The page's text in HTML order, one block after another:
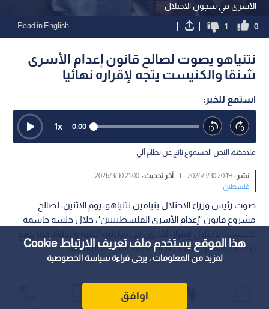
هذا الموقع يستخدم ملف تعريف الارتباط Cookie
لمزيد من المعلومات ، يرجى قراءةسياسة الخصوصية
اوافق
الأسرى في سجون الاحتلال
0
1
Read in English
نتنياهو يصوت لصالح قانون إعدام الأسرى
شنقا والكنيست يتجه لإقراره نهائيا
استمع للخبر:
0:00
1x
ملاحظة: النص المسموع ناتج عن نظام آلي
نشر :20:19 2026/3/30
| آخر تحديث :21:00 2026/3/30
فلسطين
صوت رئيس وزراء الاحتلال بنيامين نتنياهو، يوم الاثنين، لصالح
مشروع قانون "إعدام الأسرى الفلسطينيين"، خلال جلسة حاسمة
آلاف المعتقلين أمام خطر التصفية القانونية الرسمية.